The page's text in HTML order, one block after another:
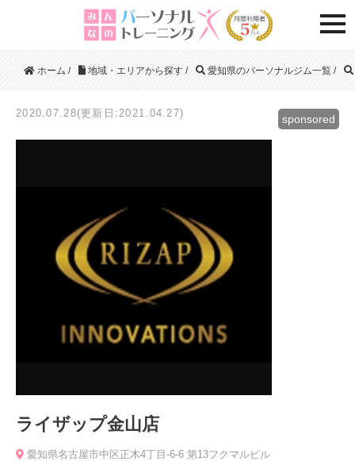
ホーム / 地域・エリアから探す / 愛知県のパーソナルジム一覧 /
sponsored
2020.07.28(更新日:2021.04.27)
ライザップ金山店
愛知県名古屋市中区正木4丁目-6-6 第13フクマルビル